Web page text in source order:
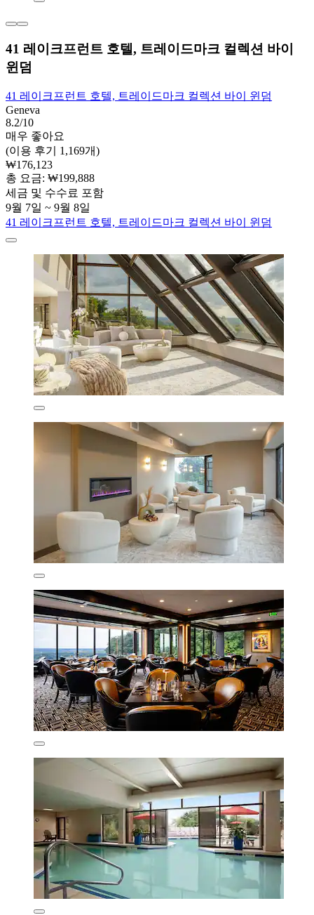
41 레이크프런트 호텔, 트레이드마크 컬렉션 바이
윈덤
41 레이크프런트 호텔, 트레이드마크 컬렉션 바이 윈덤
Geneva
8.2/10
매우 좋아요
(이용 후기 1,169개)
₩176,123
총 요금: ₩199,888
세금 및 수수료 포함
9월 7일 ~ 9월 8일
41 레이크프런트 호텔, 트레이드마크 컬렉션 바이 윈덤